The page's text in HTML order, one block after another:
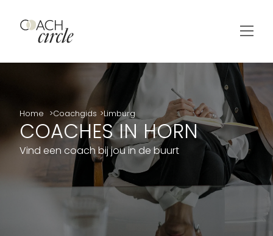
Home Coachgids Limburg
COACHES IN HORN
Vind een coach bij jou in de buurt